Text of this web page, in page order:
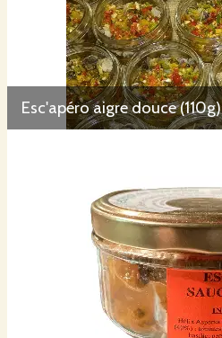
Esc'apéro aigre douce (110g)